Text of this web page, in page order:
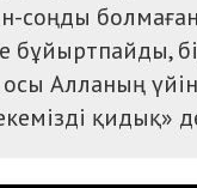
соңды
бұйыртпайды,
Алланың
қидық»